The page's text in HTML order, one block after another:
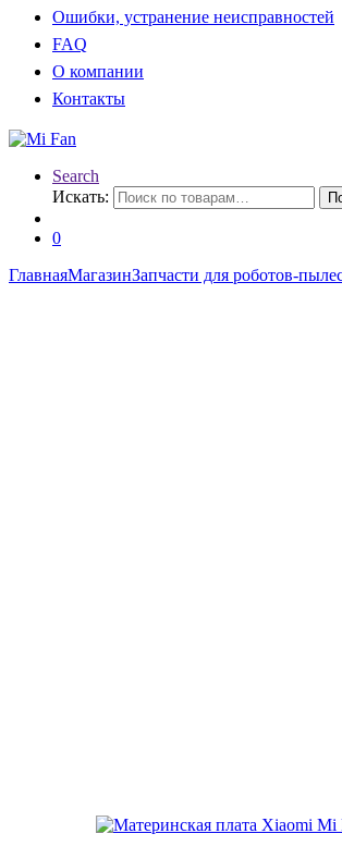
Ошибки, устранение неисправностей
FAQ
О компании
Контакты
Search
Искать:
0
ГлавнаяМагазинЗапчасти для роботов-